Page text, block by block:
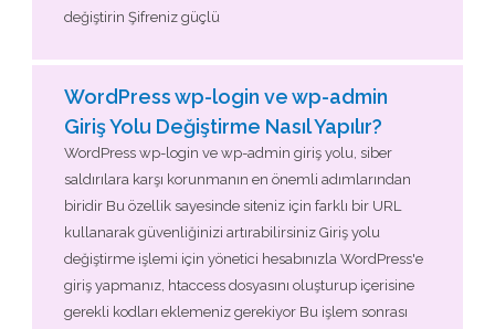
değiştirin Şifreniz güçlü
WordPress wp-login ve wp-admin
Giriş Yolu Değiştirme Nasıl Yapılır?
WordPress wp-login ve wp-admin giriş yolu, siber
saldırılara karşı korunmanın en önemli adımlarından
biridir Bu özellik sayesinde siteniz için farklı bir URL
kullanarak güvenliğinizi artırabilirsiniz Giriş yolu
değiştirme işlemi için yönetici hesabınızla WordPress'e
giriş yapmanız, htaccess dosyasını oluşturup içerisine
gerekli kodları eklemeniz gerekiyor Bu işlem sonrası